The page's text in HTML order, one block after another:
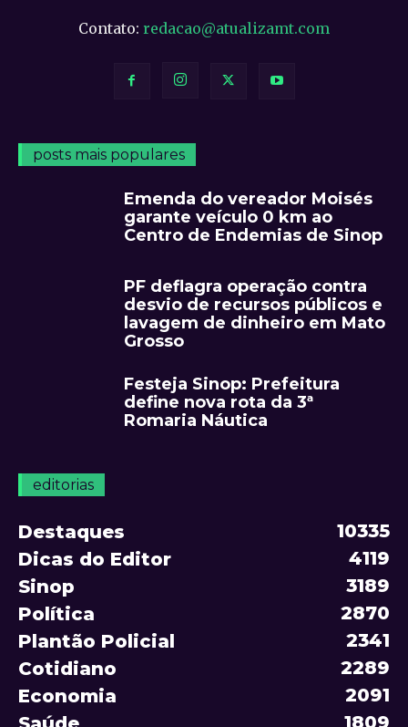
Contato: redacao@atualizamt.com
posts mais populares
Emenda do vereador Moisés
garante veículo 0 km ao
Centro de Endemias de Sinop
PF deflagra operação contra
desvio de recursos públicos e
lavagem de dinheiro em Mato
Grosso
Festeja Sinop: Prefeitura
define nova rota da 3ª
Romaria Náutica
editorias
Destaques
10335
Dicas do Editor
4119
Sinop
3189
Política
2870
Plantão Policial
2341
Cotidiano
2289
Economia
2091
1809